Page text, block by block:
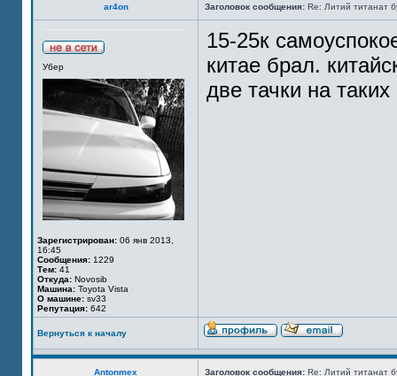
ar4on Заголовок сообщения: Re: Литий титанат
Убер
Зарегистрирован: 06 янв 2013,
16:45
Сообщения: 1229
Тем: 41
Откуда: Novosib
Машина: Toyota Vista
О машине: sv33
Репутация: 642
15-25к
китае брал.
две тачки на таких
Вернуться к началу
Antonmex Заголовок сообщения: Re: Литий титанат